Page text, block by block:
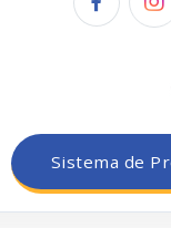
Sistema de